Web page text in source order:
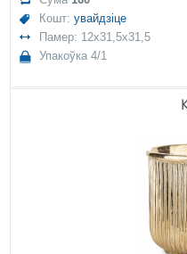
Кошт:увайдзіце
Памер: 12x31,5x31,5
Упакоўка 4/1